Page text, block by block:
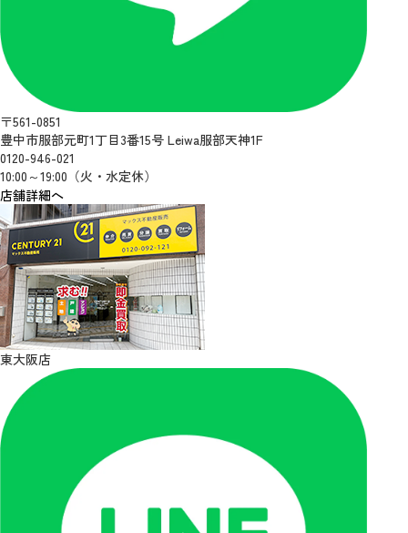
〒561-0851
豊中市服部元町1丁目3番15号 Leiwa服部天神1F
0120-946-021
10:00～19:00（火・水定休）
店舗詳細へ
東大阪店